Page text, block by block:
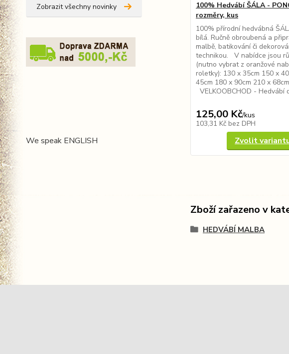
Zobrazit všechny novinky
We speak ENGLISH
100% Hedvábí ŠÁLA -
rozměry, kus
100% přírodní hedvábná
bílá. Ručně obroubená a
malbě, batikování či
technikou. V nabídce jsou
(nutno vybrat z oranžové
roletky): 130 x 35cm 150 x
45cm 180 x 90cm 210 x
VELKOOBCHOD - Hedvábí
125,00 Kč/kus
103,31 Kč bez DPH
Zvolit
Zboží zařazeno v
HEDVÁBÍ MALBA